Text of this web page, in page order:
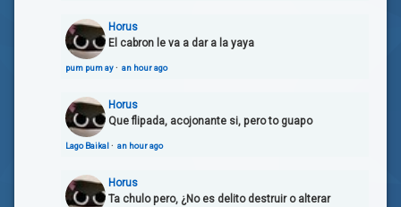
Horus
El cabron le va a dar a la yaya
pum pum ay· an hour ago
Horus
Que flipada, acojonante si, pero to guapo
Lago Baikal· an hour ago
Horus
Ta chulo pero, ¿No es delito destruir o alterar